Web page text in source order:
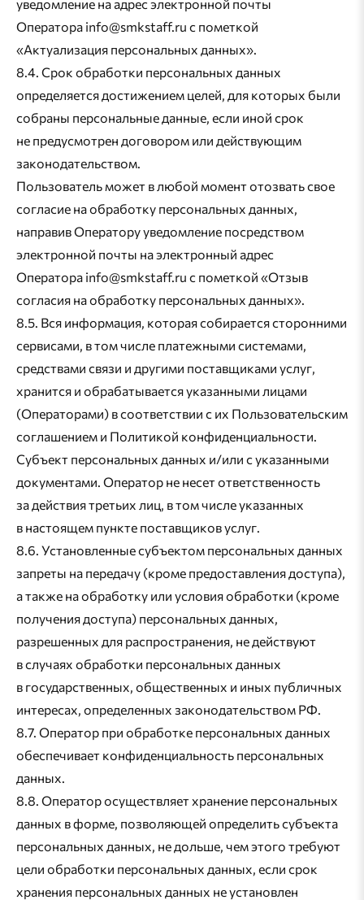
уведомление на адрес электронной почты
Оператора info@smkstaff.ru с пометкой
«Актуализация персональных данных».
8.4. Срок обработки персональных данных
определяется достижением целей, для которых были
собраны персональные данные, если иной срок
не предусмотрен договором или действующим
законодательством.
Пользователь может в любой момент отозвать свое
согласие на обработку персональных данных,
направив Оператору уведомление посредством
электронной почты на электронный адрес
Оператора info@smkstaff.ru с пометкой «Отзыв
согласия на обработку персональных данных».
8.5. Вся информация, которая собирается сторонними
сервисами, в том числе платежными системами,
средствами связи и другими поставщиками услуг,
хранится и обрабатывается указанными лицами
(Операторами) в соответствии с их Пользовательским
соглашением и Политикой конфиденциальности.
Субъект персональных данных и/или с указанными
документами. Оператор не несет ответственность
за действия третьих лиц, в том числе указанных
в настоящем пункте поставщиков услуг.
8.6. Установленные субъектом персональных данных
запреты на передачу (кроме предоставления доступа),
а также на обработку или условия обработки (кроме
получения доступа) персональных данных,
разрешенных для распространения, не действуют
в случаях обработки персональных данных
в государственных, общественных и иных публичных
интересах, определенных законодательством РФ.
8.7. Оператор при обработке персональных данных
обеспечивает конфиденциальность персональных
данных.
8.8. Оператор осуществляет хранение персональных
данных в форме, позволяющей определить субъекта
персональных данных, не дольше, чем этого требуют
цели обработки персональных данных, если срок
хранения персональных данных не установлен